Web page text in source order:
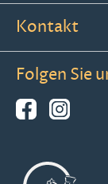
Kontakt
Folgen Sie